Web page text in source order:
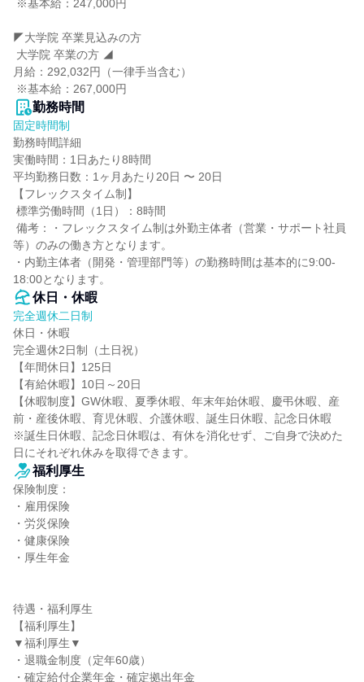
◤大学院 卒業見込みの方
月給：292,032円（一律手当含む）
※基本給：267,000円
勤務時間
固定時間制
勤務時間詳細
実働時間：1日あたり8時間
平均勤務日数：1ヶ月あたり20日 〜 20日
【フレックスタイム制】
等）のみの働き方となります。
・内勤主体者（開発・管理部門等）の勤務時間は基本的に9:00-
18:00となります。
休日・休暇
完全週休二日制
休日・休暇
完全週休2日制（土日祝）
【年間休日】125日
【有給休暇】10日～20日
【休暇制度】GW休暇、夏季休暇、年末年始休暇、慶弔休暇、産
前・産後休暇、育児休暇、介護休暇、誕生日休暇、記念日休暇
※誕生日休暇、記念日休暇は、有休を消化せず、ご自身で決めた
日にそれぞれ休みを取得できます。
福利厚生
保険制度：
・雇用保険
・労災保険
・健康保険
・厚生年金
待遇・福利厚生
【福利厚生】
▼福利厚生▼
・退職金制度（定年60歳）
・確定給付企業年金・確定拠出年金